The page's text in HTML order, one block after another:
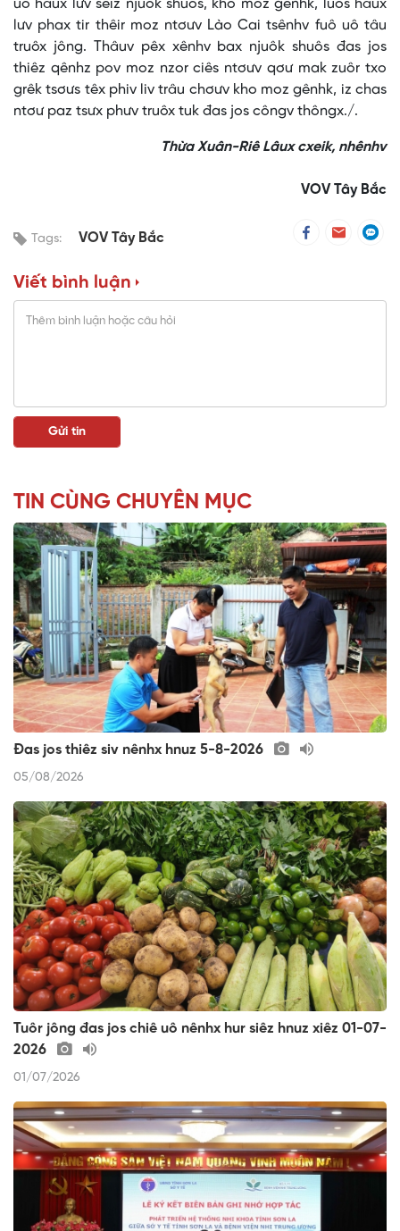
uô hâux lưv seiz njuôk shuôs, kho moz gênhk, luôs hâux
lưv phax tir thêir moz ntơưv Lào Cai tsênhv fuô uô tâu
truôx jông. Thâuv pêx xênhv bax njuôk shuôs đas jos
thiêz qênhz pov moz nzor ciês ntơưv qơư mak zuôr txo
grêk tsơưs têx phiv liv trâu chơưv kho moz gênhk, iz chas
ntơư paz tsưx phưv truôx tuk đas jos côngv thôngx./.
Thừa Xuân-Riê Lâux cxeik, nhênhv
VOV Tây Bắc
Tags: VOV Tây Bắc
Viết bình luận
TIN CÙNG CHUYÊN MỤC
Đas jos thiêz siv nênhx hnuz 5-8-2026
05/08/2026
Tuôr jông đas jos chiê uô nênhx hur siêz hnuz xiêz 01-07-
2026
01/07/2026